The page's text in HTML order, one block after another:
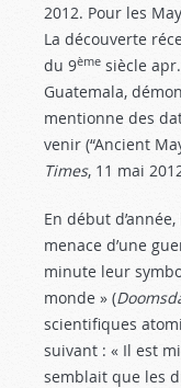
2012. Pour les
La découverte
du 9ème siècle
Guatemala,
mentionne des
venir (“Ancient
Times, 11 mai
En début
menace d’une
minute leur
monde » (
scientifiques
suivant : « Il est
semblait que les